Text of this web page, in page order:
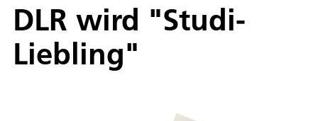
DLR wird "Studi-
Liebling"